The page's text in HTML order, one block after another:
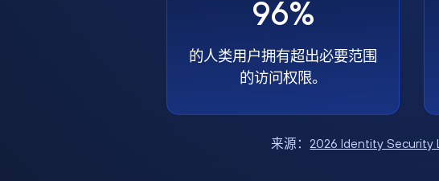
96%
的人类用户拥有超出必要范围
的访问权限。
来源： 2026 Identity Security